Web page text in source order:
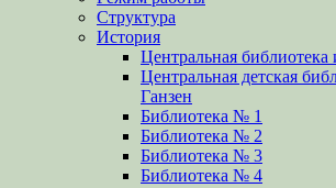
Структура
История
Центральная
Центральная детская
Ганзен
Библиотека № 1
Библиотека № 2
Библиотека № 3
Библиотека № 4